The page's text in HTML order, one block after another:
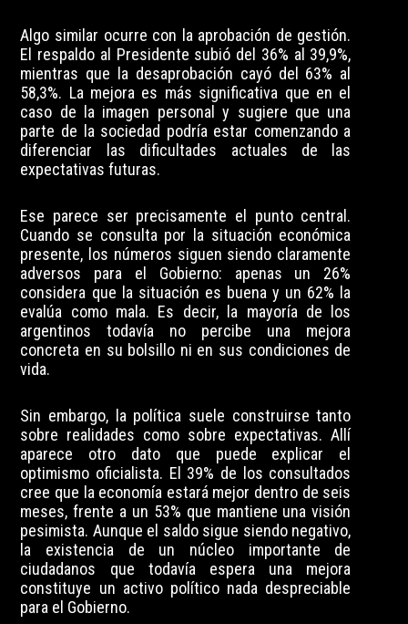
Algo similar ocurre con la aprobación de gestión.
El respaldo al Presidente subió del 36% al 39,9%,
mientras que la desaprobación cayó del 63% al
58,3%. La mejora es más significativa que en el
caso de la imagen personal y sugiere que una
parte de la sociedad podría estar comenzando a
diferenciar las dificultades actuales de las
expectativas futuras.
Ese parece ser precisamente el punto central.
Cuando se consulta por la situación económica
presente, los números siguen siendo claramente
adversos para el Gobierno: apenas un 26%
considera que la situación es buena y un 62% la
evalúa como mala. Es decir, la mayoría de los
argentinos todavía no percibe una mejora
concreta en su bolsillo ni en sus condiciones de
vida.
Sin embargo, la política suele construirse tanto
sobre realidades como sobre expectativas. Allí
aparece otro dato que puede explicar el
optimismo oficialista. El 39% de los consultados
cree que la economía estará mejor dentro de seis
meses, frente a un 53% que mantiene una visión
pesimista. Aunque el saldo sigue siendo negativo,
la existencia de un núcleo importante de
ciudadanos que todavía espera una mejora
constituye un activo político nada despreciable
para el Gobierno.